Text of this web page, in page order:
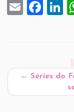
E
F
b
e
n
← Séries do